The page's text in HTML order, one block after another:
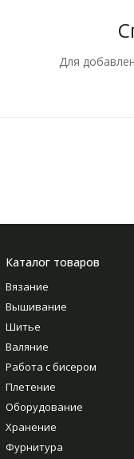
Для
Каталог товаров
Вязание
Вышивание
Шитье
Валяние
Работа с бисером
Плетение
Оборудование
Хранение
Фурнитура